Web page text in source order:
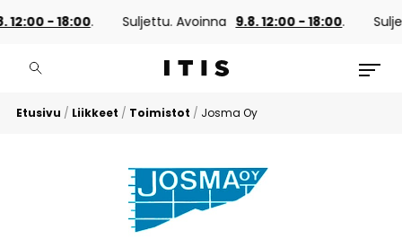
- 18:00. Suljettu. Avoinna 9.8. 12:00 - 18:00.
Etusivu / Liikkeet / Toimistot / Josma Oy